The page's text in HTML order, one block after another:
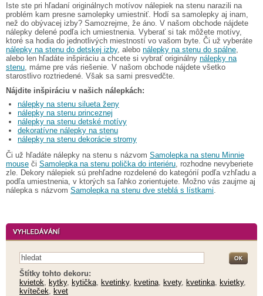
Iste ste pri hľadaní originálnych motívov nálepiek na stenu narazili na
problém kam presne samolepky umiestniť. Hodí sa samolepky aj inam,
než do obývacej izby? Samozrejme, že áno. V našom obchode nájdete
nálepky delené podľa ich umiestnenia. Vyberať si tak môžete motívy,
ktoré sa hodia do jednotlivých miestností vo vašom byte. Či už vyberáte
nálepky na stenu do detskej izby, alebo nálepky na stenu do spálne
alebo len hľadáte inšpiráciu a chcete si vybrať originálny nálepky na
stenu , máme pre vás riešenie. V našom obchode nájdete všetko
starostlivo roztriedené. Však sa sami presvedčte.
Nájdite inšpiráciu v našich nálepkách:
nálepky na stenu silueta ženy
nálepky na stenu princeznej
nálepky na stenu detské motívy
dekoratívne nálepky na stenu
nálepky na stenu dekorácie stromy
Či už hľadáte nálepky na stenu s názvom Samolepka na stenu Minnie
mouse či Samolepka na stenu polička do interiéru , rozhodne nevyberiete
zle. Dekory nálepiek sú prehľadne rozdelené do kategórií podľa vzhľadu a
podľa umiestnenia, v ktorých sa ľahko zorientujete. Možno vás zaujme aj
nálepka s názvom Samolepka na stenu dve steblá s lístkami
Štítky tohto dekoru:
kvietok
kytky, kytička kvetinky, kvetina kvety, kvetinka kvietky,
kvíteček
kvet